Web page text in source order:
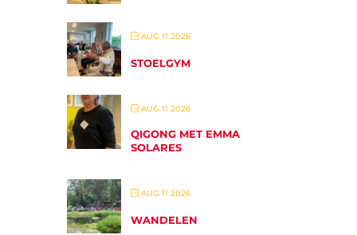
AUG 11 2026
STOELGYM
AUG 11 2026
QIGONG MET EMMA
SOLARES
AUG 11 2026
WANDELEN